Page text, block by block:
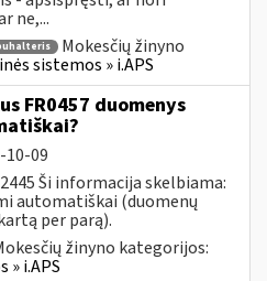
ne,...
Mokesčių žinyno
sistemos » i.APS
FR0457 duomenys
10-09
Ši informacija skelbiama:
automatiškai (duomenų
per parą).
žinyno kategorijos:
i.APS